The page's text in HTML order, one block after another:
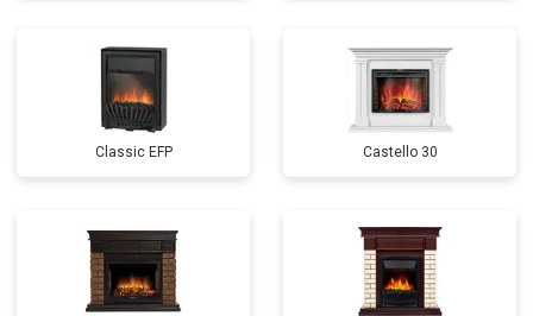
Classic EFP Castello 30